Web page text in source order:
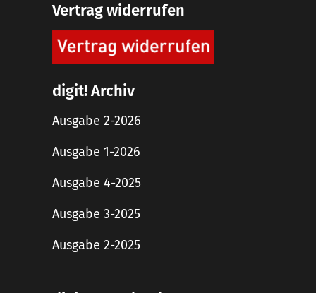
Vertrag widerrufen
digit! Archiv
Ausgabe 2-2026
Ausgabe 1-2026
Ausgabe 4-2025
Ausgabe 3-2025
Ausgabe 2-2025